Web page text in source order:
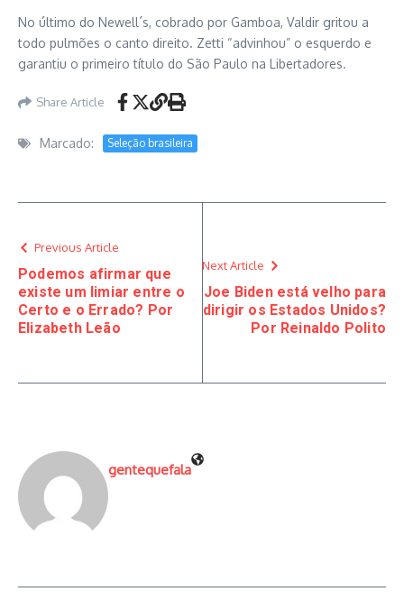
No último do Newell´s, cobrado por Gamboa, Valdir gritou a
todo pulmões o canto direito. Zetti “advinhou” o esquerdo e
garantiu o primeiro título do São Paulo na Libertadores.
Share Article
Marcado: Seleção brasileira
Previous Article
Podemos afirmar que
existe um limiar entre o
Certo e o Errado? Por
Elizabeth Leão
Next Article
Joe Biden está velho para
dirigir os Estados Unidos?
Por Reinaldo Polito
gentequefala